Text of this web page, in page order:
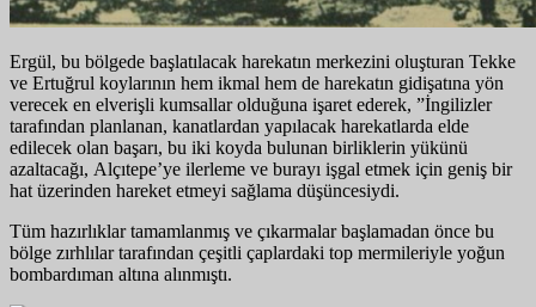
Ergül, bu bölgede başlatılacak harekatın merkezini oluşturan Tekke
ve Ertuğrul koylarının hem ikmal hem de harekatın gidişatına yön
verecek en elverişli kumsallar olduğuna işaret ederek, ”İngilizler
tarafından planlanan, kanatlardan yapılacak harekatlarda elde
edilecek olan başarı, bu iki koyda bulunan birliklerin yükünü
azaltacağı, Alçıtepe’ye ilerleme ve burayı işgal etmek için geniş bir
hat üzerinden hareket etmeyi sağlama düşüncesiydi.
Tüm hazırlıklar tamamlanmış ve çıkarmalar başlamadan önce bu
bölge zırhlılar tarafından çeşitli çaplardaki top mermileriyle yoğun
bombardıman altına alınmıştı.